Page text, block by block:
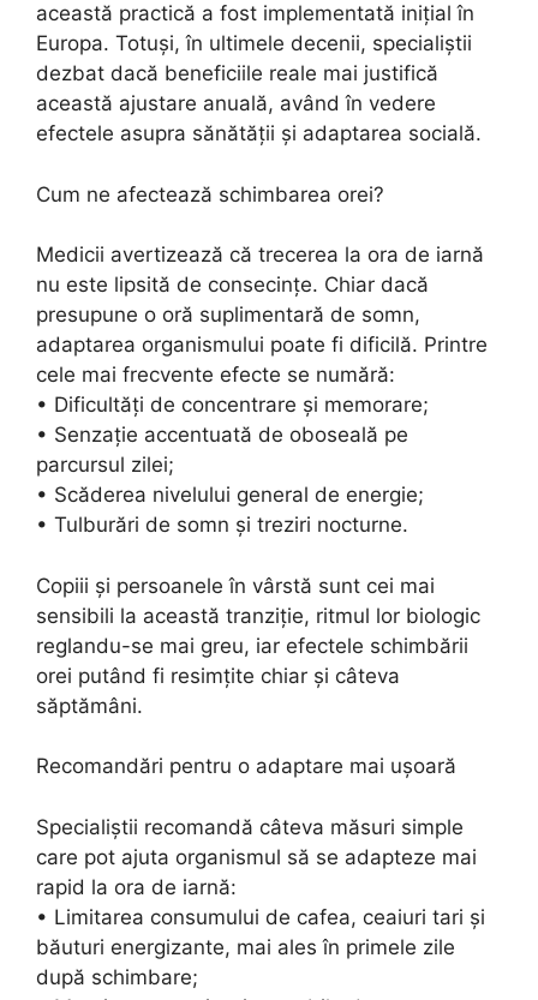
această practică a fost implementată inițial în
Europa. Totuși, în ultimele decenii, specialiștii
dezbat dacă beneficiile reale mai justifică
această ajustare anuală, având în vedere
efectele asupra sănătății și adaptarea socială.
Cum ne afectează schimbarea orei?
Medicii avertizează că trecerea la ora de iarnă
nu este lipsită de consecințe. Chiar dacă
presupune o oră suplimentară de somn,
adaptarea organismului poate fi dificilă. Printre
cele mai frecvente efecte se numără:
• Dificultăți de concentrare și memorare;
• Senzație accentuată de oboseală pe
parcursul zilei;
• Scăderea nivelului general de energie;
• Tulburări de somn și treziri nocturne.
Copiii și persoanele în vârstă sunt cei mai
sensibili la această tranziție, ritmul lor biologic
reglandu-se mai greu, iar efectele schimbării
orei putând fi resimțite chiar și câteva
săptămâni.
Recomandări pentru o adaptare mai ușoară
Specialiștii recomandă câteva măsuri simple
care pot ajuta organismul să se adapteze mai
rapid la ora de iarnă:
• Limitarea consumului de cafea, ceaiuri tari și
băuturi energizante, mai ales în primele zile
după schimbare;